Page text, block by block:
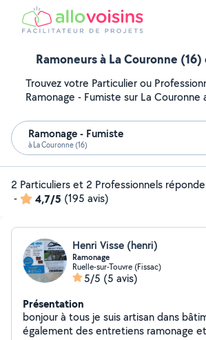
Ramoneurs à La Couronne
Trouvez votre Particulier ou
Ramonage - Fumiste sur La Couronne
Ramonage - Fumiste
à La Couronne (16)
2 Particuliers et 2 Professionnels
-
4,7/5 (195 avis)
Henri Visse (henri)
Ramonage
Ruelle-sur-Touvre (Fissac)
5/5 (5 avis)
Présentation
bonjour à tous je suis artisan dans
également des entretiens ramonage